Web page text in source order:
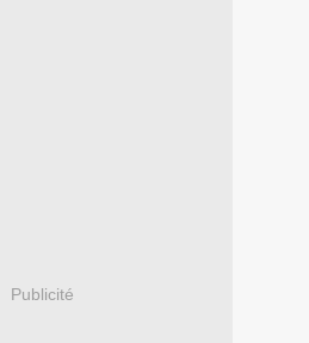
Publicité